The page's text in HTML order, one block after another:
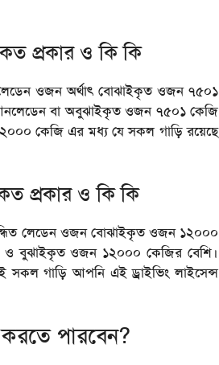
কত প্রকার ও কি কি
লেডেন ওজন অর্থাৎ বোঝাইকৃত ওজন ৭৫০১
বা অবুঝাইকৃত ওজন ৭৫০১ কেজি
কেজি এর মধ্য যে সকল গাড়ি রয়েছে
কত প্রকার ও কি কি
লেডেন ওজন বোঝাইকৃত ওজন ১২০০০
বুঝাইকৃত ওজন ১২০০০ কেজির বেশি।
গাড়ি আপনি এই ড্রাইভিং লাইসেন্স
করতে পারবেন?